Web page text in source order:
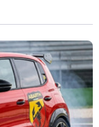
remplir leur